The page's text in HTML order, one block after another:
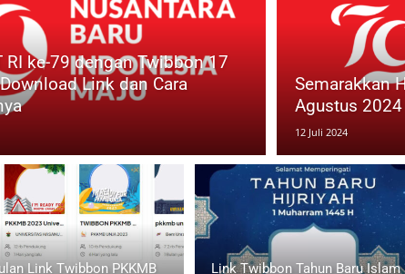
RI ke-79 dengan Twibbon 17
Link dan Cara
Semarakkan
Agustus 2024
12 Juli 2024
Link Twibbon PKKMB
Link Twibbon Tahun Baru Islam